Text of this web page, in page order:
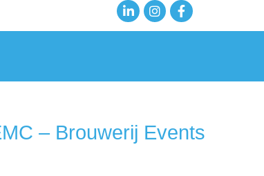
– Brouwerij Events